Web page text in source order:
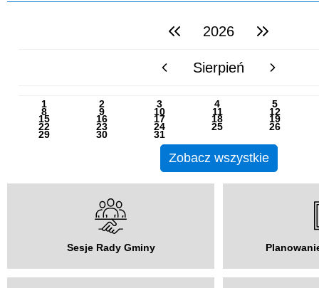
poprzedni rok2026 następny rok
poprzedni miesiącSierpień następny
1 2 3 4 5
8 9 10 11 12
15 16 17 18 19
22 23 24 25 26
29 30 31
Zobacz wszystkie
Sesje Rady Gminy